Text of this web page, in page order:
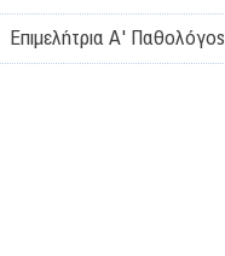
Επιμελήτρια Α' Παθολόγος